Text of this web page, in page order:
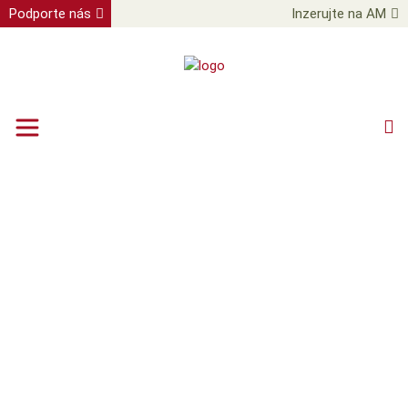
Podporte nás Inzerujte na AM